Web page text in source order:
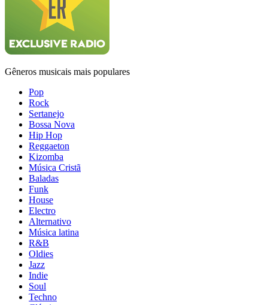
Gêneros musicais mais populares
Pop
Rock
Sertanejo
Bossa Nova
Hip Hop
Reggaeton
Kizomba
Música Cristã
Baladas
Funk
House
Electro
Alternativo
Música latina
R&B
Oldies
Jazz
Indie
Soul
Techno